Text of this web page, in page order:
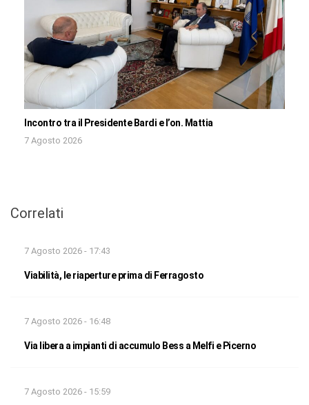
Incontro tra il Presidente Bardi e l’on. Mattia
7 Agosto 2026
Correlati
7 Agosto 2026 - 17:43
Viabilità, le riaperture prima di Ferragosto
7 Agosto 2026 - 16:48
Via libera a impianti di accumulo Bess a Melfi e Picerno
7 Agosto 2026 - 15:59